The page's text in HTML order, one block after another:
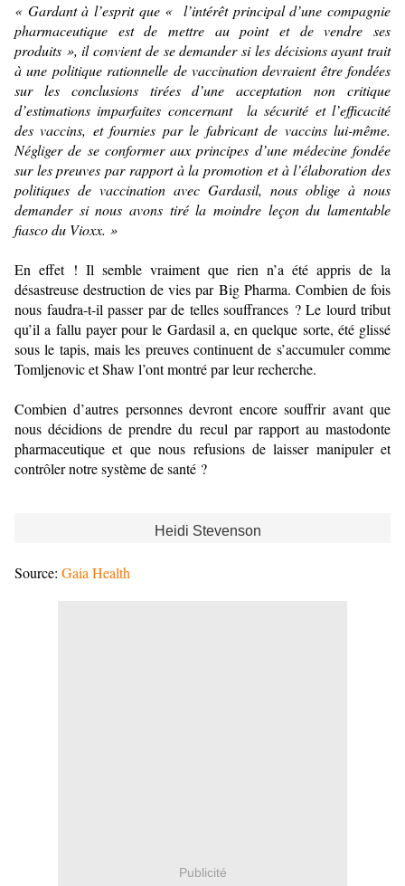
« Gardant à l’esprit que « l’intérêt principal d’une compagnie
pharmaceutique est de mettre au point et de vendre ses
produits », il convient de se demander si les décisions ayant trait
à une politique rationnelle de vaccination devraient être fondées
sur les conclusions tirées d’une acceptation non critique
d’estimations imparfaites concernant la sécurité et l’efficacité
des vaccins, et fournies par le fabricant de vaccins lui-même.
Négliger de se conformer aux principes d’une médecine fondée
sur les preuves par rapport à la promotion et à l’élaboration des
politiques de vaccination avec Gardasil, nous oblige à nous
demander si nous avons tiré la moindre leçon du lamentable
fiasco du Vioxx. »
En effet ! Il semble vraiment que rien n’a été appris de la
désastreuse destruction de vies par Big Pharma. Combien de fois
nous faudra-t-il passer par de telles souffrances ? Le lourd tribut
qu’il a fallu payer pour le Gardasil a, en quelque sorte, été glissé
sous le tapis, mais les preuves continuent de s’accumuler comme
Tomljenovic et Shaw l’ont montré par leur recherche.
Combien d’autres personnes devront encore souffrir avant que
nous décidions de prendre du recul par rapport au mastodonte
pharmaceutique et que nous refusions de laisser manipuler et
contrôler notre système de santé ?
Heidi Stevenson
Source: Gaia Health
Publicité